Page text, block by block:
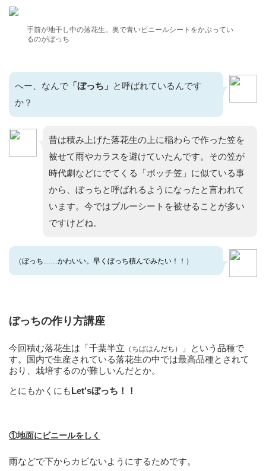
手前が地干し中の落花生。奥で青いビニールシートをかぶってい
るのがぼっち
へー、なんで 「ぼっち」 と呼ばれているんです
か？
昔は積み上げた落花生の上に稲わらで作った笠を
被せて雨やカラスを避けていたんです。その笠が
時代劇などにでてくる「ボッチ笠」に似ている事
から、ぼっちと呼ばれるようになったと言われて
います。今ではブルーシートを被せることが多い
ですけどね。
（ぼっち……かわいい。早くぼっち積んでみたい！！）
ぼっちの作り方講座
今回積む落花生は「千葉半立 （ちばはんだち）
」という品種で
す。国内で生産されている落花生の中では最高品種とされて
おり、栽培するのが難しいんだとか。
とにもかくにもLet'sぼっち！！
①地面にビニールをしく
雨などで下からカビないようにするためです。